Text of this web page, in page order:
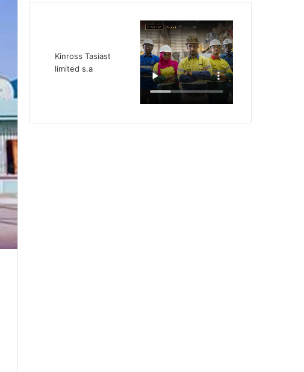
Kinross Tasiast
limited s.a